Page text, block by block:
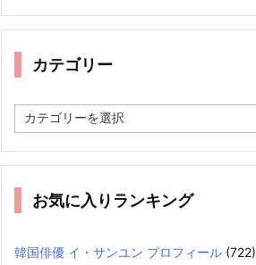
カテゴリー
テ
リ
お気に入りランキング
韓国俳優 イ・サンユン プロフィール (722)